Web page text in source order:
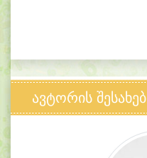
ავტორის შესახებ